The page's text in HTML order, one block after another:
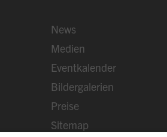
News
Medien
Eventkalender
Bildergalerien
Preise
Sitemap